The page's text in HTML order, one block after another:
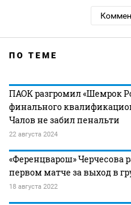
ПО ТЕМЕ
ПАОК разгромил «Шемрок
финального
Чалов не забил пенальти
22 августа 2024
«Ференцварош» Черчесова
первом матче за выход в
18 августа 2022